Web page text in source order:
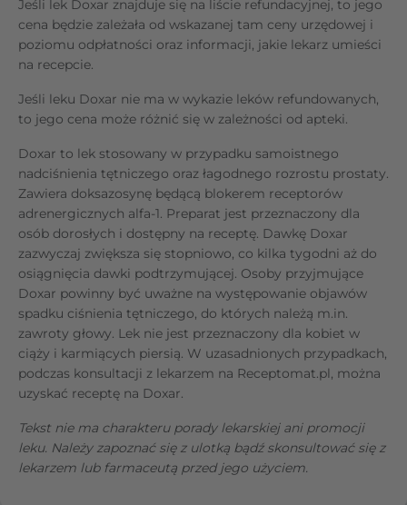
Jeśli lek Doxar znajduje się na liście refundacyjnej, to jego
cena będzie zależała od wskazanej tam ceny urzędowej i
poziomu odpłatności oraz informacji, jakie lekarz umieści
na recepcie.
Jeśli leku Doxar nie ma w wykazie leków refundowanych,
to jego cena może różnić się w zależności od apteki.
Doxar to lek stosowany w przypadku samoistnego
nadciśnienia tętniczego oraz łagodnego rozrostu prostaty.
Zawiera doksazosynę będącą blokerem receptorów
adrenergicznych alfa-1. Preparat jest przeznaczony dla
osób dorosłych i dostępny na receptę. Dawkę Doxar
zazwyczaj zwiększa się stopniowo, co kilka tygodni aż do
osiągnięcia dawki podtrzymującej. Osoby przyjmujące
Doxar powinny być uważne na występowanie objawów
spadku ciśnienia tętniczego, do których należą m.in.
zawroty głowy. Lek nie jest przeznaczony dla kobiet w
ciąży i karmiących piersią. W uzasadnionych przypadkach,
podczas konsultacji z lekarzem na Receptomat.pl, można
uzyskać receptę na Doxar.
Tekst nie ma charakteru porady lekarskiej ani promocji
leku. Należy zapoznać się z ulotką bądź skonsultować się z
lekarzem lub farmaceutą przed jego użyciem.